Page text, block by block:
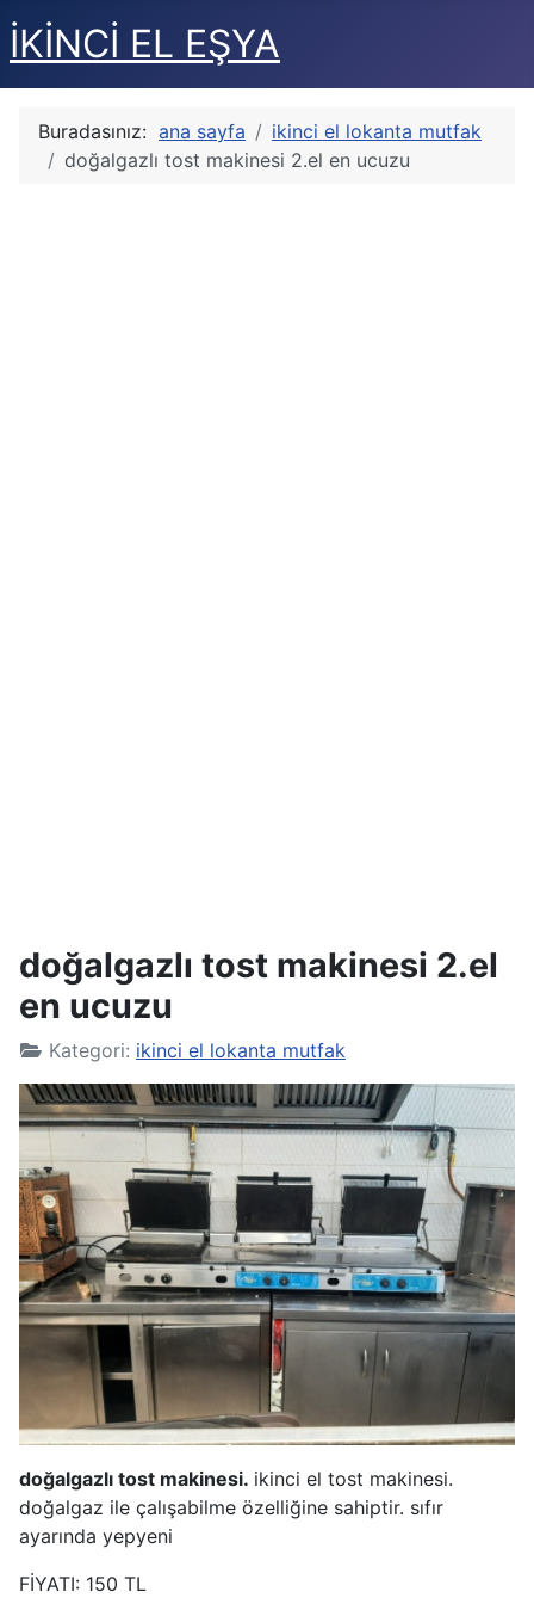
İKİNCİ EL EŞYA
Buradasınız: ana sayfa
ikinci el lokanta mutfak
doğalgazlı tost makinesi 2.el en ucuzu
doğalgazlı tost makinesi 2.el
en ucuzu
Kategori: ikinci el lokanta mutfak
doğalgazlı tost makinesi. ikinci el tost makinesi.
doğalgaz ile çalışabilme özelliğine sahiptir. sıfır
ayarında yepyeni
FİYATI: 150 TL